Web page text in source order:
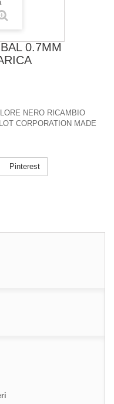
0.7MM
NERO RICAMBIO
CORPORATION MADE
Pinterest